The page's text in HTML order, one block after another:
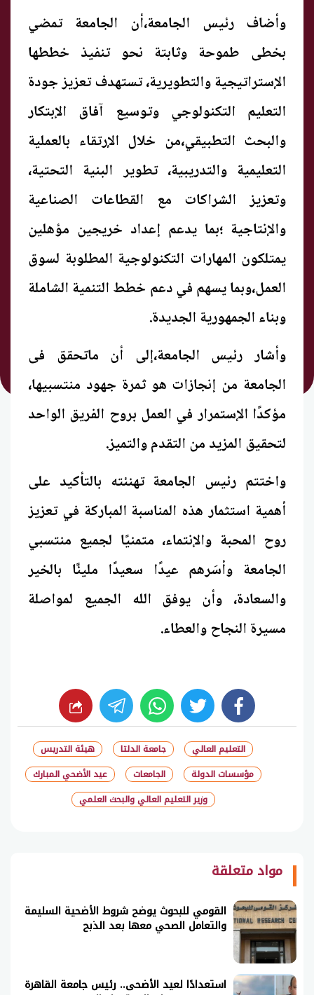
وأضاف رئيس الجامعة،أن الجامعة تمضي
بخطى طموحة وثابتة نحو تنفيذ خططها
الإستراتيجية والتطويرية، تستهدف تعزيز جودة
التعليم التكنولوجي وتوسيع آفاق الإبتكار
والبحث التطبيقي،من خلال الإرتقاء بالعملية
التعليمية والتدريبية، تطوير البنية التحتية،
وتعزيز الشراكات مع القطاعات الصناعية
والإنتاجية ؛بما يدعم إعداد خريجين مؤهلين
يمتلكون المهارات التكنولوجية المطلوبة لسوق
العمل،وبما يسهم في دعم خطط التنمية الشاملة
وبناء الجمهورية الجديدة.
وأشار رئيس الجامعة،إلى أن ماتحقق فى
الجامعة من إنجازات هو ثمرة جهود منتسبيها،
مؤكدًا الإستمرار في العمل بروح الفريق الواحد
لتحقيق المزيد من التقدم والتميز.
واختتم رئيس الجامعة تهنئته بالتأكيد على
أهمية استثمار هذه المناسبة المباركة في تعزيز
روح المحبة والإنتماء، متمنيًا لجميع منتسبي
الجامعة وأسَرهم عيدًا سعيدًا مليئًا بالخير
والسعادة، وأن يوفق الله الجميع لمواصلة
مسيرة النجاح والعطاء.
facebook
twitter
whats
التعليم العالي جامعة الدلتا
هيئة التدريس
مؤسسات الدولة
الجامعات
عيد الأضحي المبارك
وزير التعليم العالي والبحث العلمي
مواد متعلقة
القومي للبحوث يوضح شروط الأضحية السليمة
والتعامل الصحي معها بعد الذبح
استعدادًا لعيد الأضحى.. رئيس جامعة القاهرة